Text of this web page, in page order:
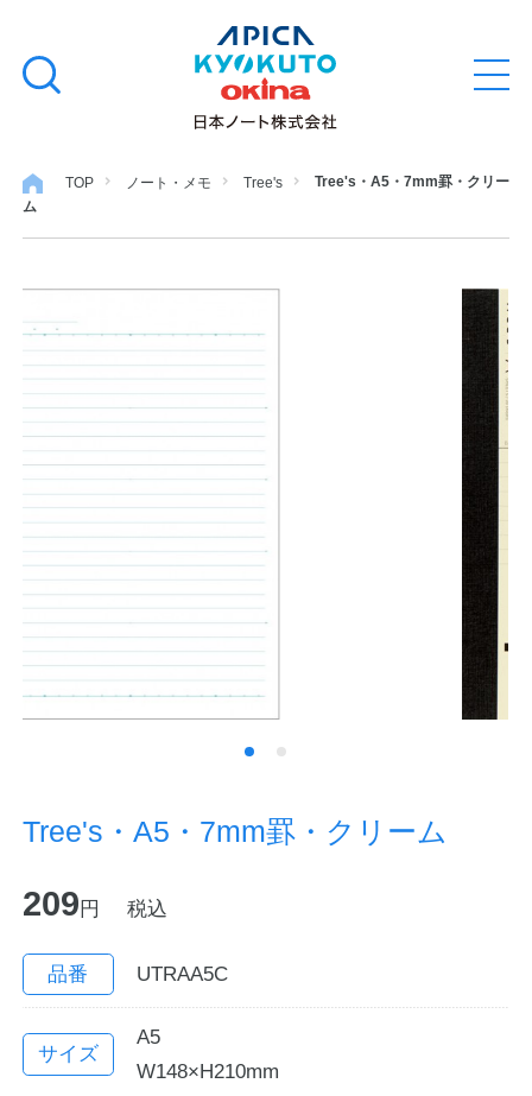
文
キ
ッ
開
検
る
ノート・メモ
特集・コラム
ノートの豆知識
探求・自主学習のすすめ
工場フォトツアー
アンケート
企業情報
お問い合わせ
English
TOP ノート・メモ Tree's
Tree's・A5・7mm罫・クリー
ム
Tree's・A5・7mm罫・クリーム
209 円 税込
品番 UTRAA5C
サイズ
A5
W148×H210mm